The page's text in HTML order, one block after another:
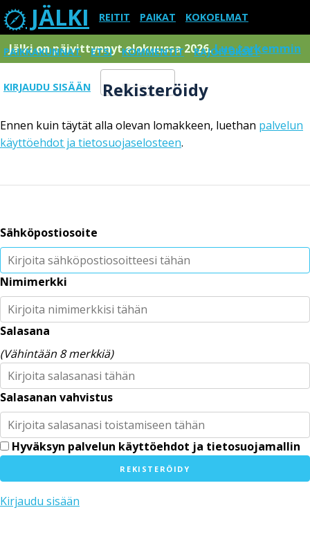
JÄLKI REITIT PAIKAT KOKOELMAT
PAIKKAKUNNAT ETSI KOMMENTIT RAJOITUKSET
KIRJAUDU SISÄÄN Menu
Jälki on päivittynnyt elokuussa 2026.Lue tarkemmin
Rekisteröidy
Ennen kuin täytät alla olevan lomakkeen, luethan palvelun
käyttöehdot ja tietosuojaselosteen.
Sähköpostiosoite
Nimimerkki
Salasana
(Vähintään 8 merkkiä)
Salasanan vahvistus
Hyväksyn palvelun käyttöehdot ja tietosuojamallin
Kirjaudu sisään